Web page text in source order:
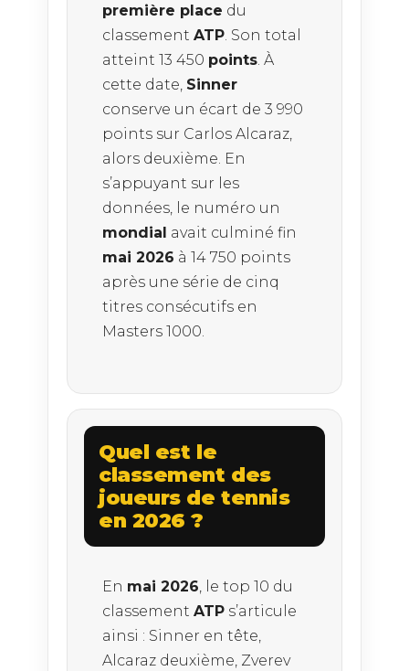
première place du
classement ATP . Son total
atteint 13 450 points . À
cette date, Sinner
conserve un écart de 3 990
points sur Carlos Alcaraz,
alors deuxième. En
s’appuyant sur les
données, le numéro un
mondial avait culminé fin
mai 2026 à 14 750 points
après une série de cinq
titres consécutifs en
Masters 1000.
Quel est le
classement des
joueurs de tennis
en 2026 ?
En mai 2026 , le top 10 du
classement ATP s’articule
ainsi : Sinner en tête,
Alcaraz deuxième, Zverev